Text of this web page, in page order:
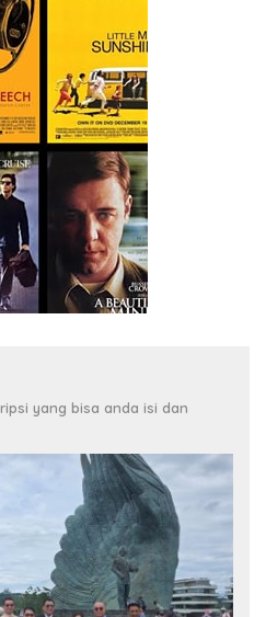
yang bisa anda isi dan